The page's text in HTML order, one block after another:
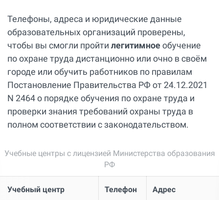
Телефоны, адреса и юридические данные
образовательных организаций проверены,
чтобы вы смогли пройти легитимноеобучение
по охране труда дистанционно или очно в своём
городе или обучить работников по правилам
Постановление Правительства РФ от 24.12.2021
N 2464 о порядке обучения по охране труда и
проверки знания требований охраны труда в
полном соответствии с законодательством.
Учебные центры с лицензией Министерства образования
РФ
Учебный центр Телефон Адрес